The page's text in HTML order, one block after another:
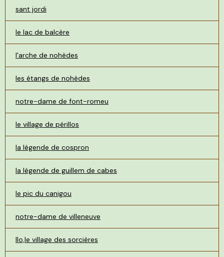
sant jordi
le lac de balcère
l'arche de nohèdes
les étangs de nohèdes
notre-dame de font-romeu
le village de périllos
la légende de cospron
la légende de guillem de cabes
le pic du canigou
notre-dame de villeneuve
llo,le village des sorcières